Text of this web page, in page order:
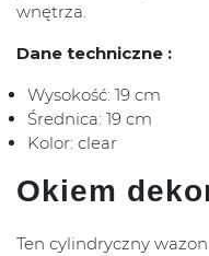
wnętrza.
Dane techniczne :
Wysokość: 19 cm
Średnica: 19 cm
Kolor: clear
Okiem
Ten cylindryczny